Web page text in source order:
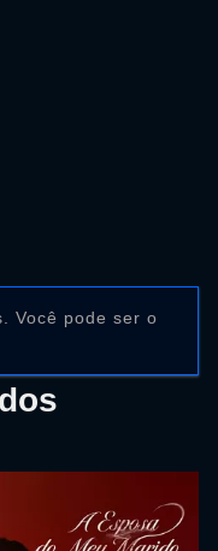
Você pode ser o